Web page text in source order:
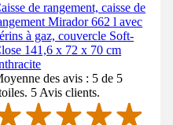
de rangement, caisse de
Mirador 662 l avec
à gaz, couvercle Soft-
141,6 x 72 x 70 cm
des avis : 5 de 5
5 Avis clients.